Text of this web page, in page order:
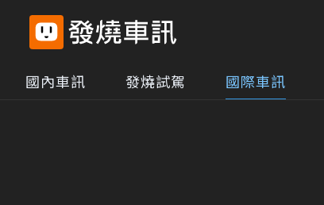
國內車訊 發燒試駕 國際車訊